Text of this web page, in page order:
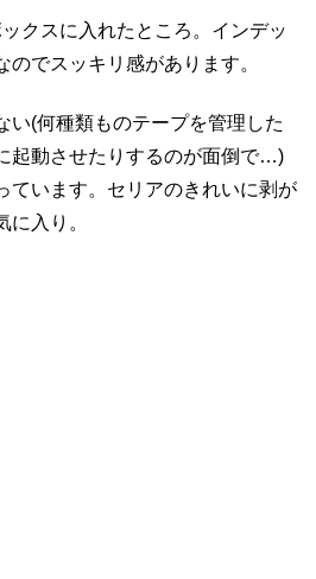
クスに入れたところ。インデッ
のでスッキリ感があります。
い(何種類ものテープを管理した
起動させたりするのが面倒で…)
ています。セリアのきれいに剥が
入り。